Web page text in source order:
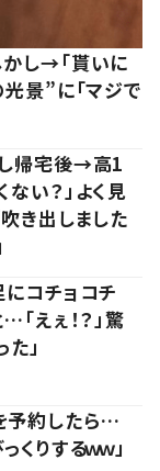
し→「貰いに
光景”に「マジで
帰宅後→高1
い？」よく見
き出しました
にコチョコチ
えぇ！？」驚
」
予約したら…
りするｗｗ」